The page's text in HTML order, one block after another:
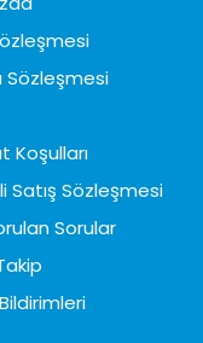
Sözleşmesi
Koşulları
Satış Sözleşmesi
Sorular